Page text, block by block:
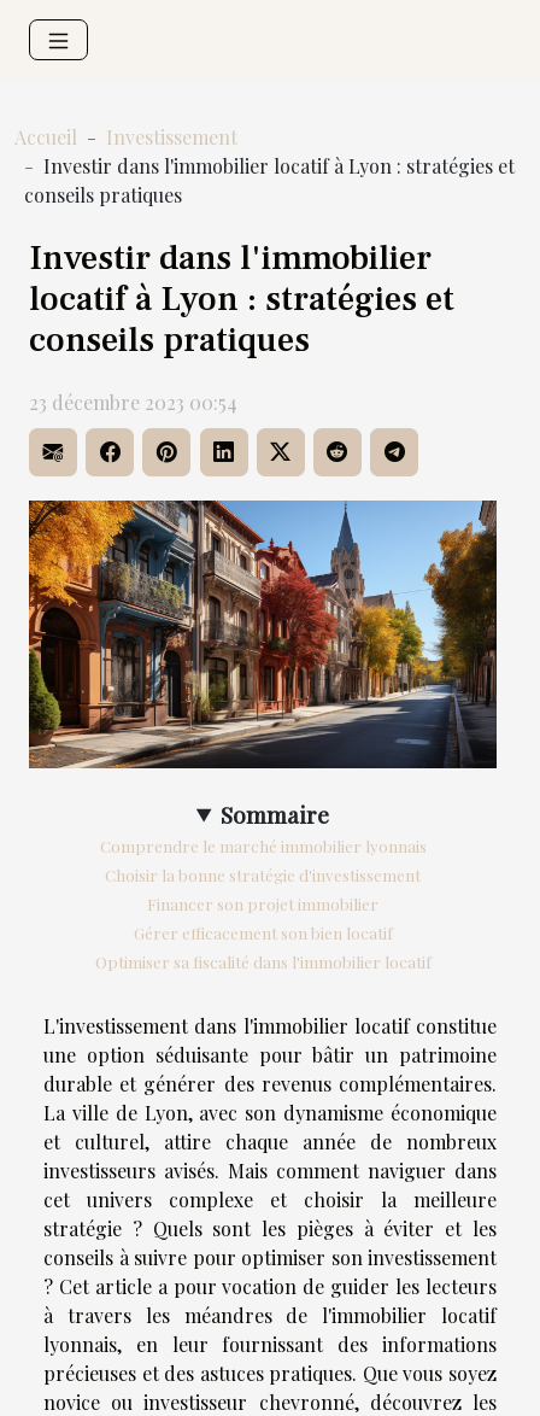
Accueil
Investissement
Investir dans l'immobilier locatif à Lyon : stratégies et
conseils pratiques
Investir dans l'immobilier
locatif à Lyon : stratégies et
conseils pratiques
23 décembre 2023 00:54
Sommaire
Comprendre le marché immobilier lyonnais
Choisir la bonne stratégie d'investissement
Financer son projet immobilier
Gérer efficacement son bien locatif
Optimiser sa fiscalité dans l'immobilier locatif
L'investissement dans l'immobilier locatif constitue
une option séduisante pour bâtir un patrimoine
durable et générer des revenus complémentaires.
La ville de Lyon, avec son dynamisme économique
et culturel, attire chaque année de nombreux
investisseurs avisés. Mais comment naviguer dans
cet univers complexe et choisir la meilleure
stratégie ? Quels sont les pièges à éviter et les
conseils à suivre pour optimiser son investissement
? Cet article a pour vocation de guider les lecteurs
à travers les méandres de l'immobilier locatif
lyonnais, en leur fournissant des informations
précieuses et des astuces pratiques. Que vous soyez
novice ou investisseur chevronné, découvrez les